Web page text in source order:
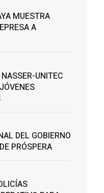
MUESTRA
A
UNITEC
DEL GOBIERNO
PRÓSPERA